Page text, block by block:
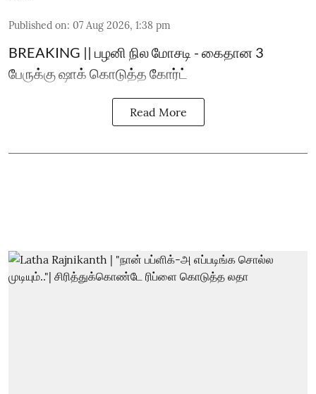
Published on: 07 Aug 2026, 1:38 pm
BREAKING || பழனி நில மோசடி - கைதான 3
பேருக்கு ஷாக் கொடுத்த கோர்ட்
Read More